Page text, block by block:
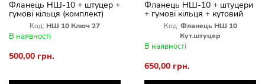
Фланець НШ-10 + штуцер +
гумові кільця (комплект)
Штуцер М20×1.5 / М22×1.5
(S27, під ключ 22)
Код: НШ 10 Ключ 27
В наявності
500,00 грн.
Фланець НШ-10 + штуцери
+ гумові кільця + кутовий
штуцер із контргайкою
(комплект)
Код: Фланець НШ 10
Кут.штуцер
В наявності
650,00 грн.